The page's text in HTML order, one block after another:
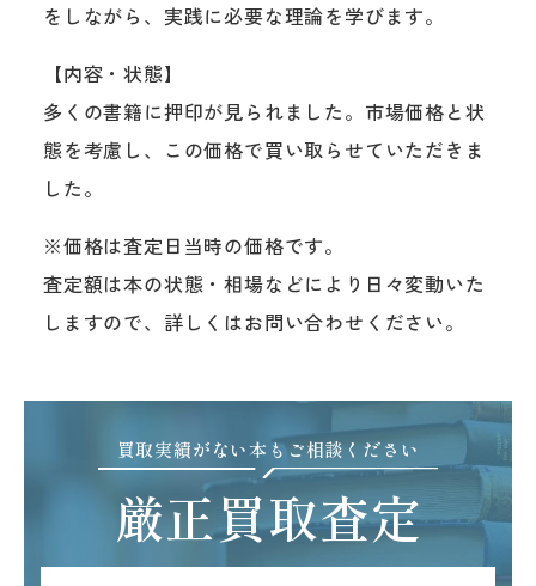
をしながら、実践に必要な理論を学びます。
【内容・状態】
多くの書籍に押印が見られました。市場価格と状
態を考慮し、この価格で買い取らせていただきま
した。
※価格は査定日当時の価格です。
査定額は本の状態・相場などにより日々変動いた
しますので、詳しくはお問い合わせください。
買取実績がない本もご相談ください
厳正買取査定